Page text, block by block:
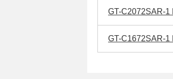
GT-C2072SAR-1
GT-C1672SAR-1